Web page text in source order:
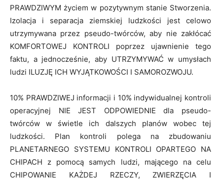
PRAWDZIWYM życiem w pozytywnym stanie Stworzenia.
Izolacja i separacja ziemskiej ludzkości jest celowo
utrzymywana przez pseudo-twórców, aby nie zakłócać
KOMFORTOWEJ KONTROLI poprzez ujawnienie tego
faktu, a jednocześnie, aby UTRZYMYWAĆ w umysłach
ludzi ILUZJĘ ICH WYJĄTKOWOŚCI I SAMOROZWOJU.
10% PRAWDZIWEJ informacji i 10% indywidualnej kontroli
operacyjnej NIE JEST ODPOWIEDNIE dla pseudo-
twórców w świetle ich dalszych planów wobec tej
ludzkości. Plan kontroli polega na zbudowaniu
PLANETARNEGO SYSTEMU KONTROLI OPARTEGO NA
CHIPACH z pomocą samych ludzi, mającego na celu
CHIPOWANIE KAŻDEJ RZECZY, ZWIERZĘCIA I